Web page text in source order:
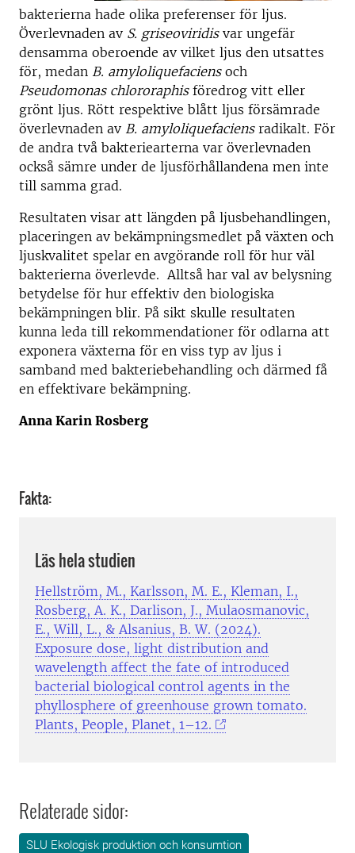
bakterierna hade olika preferenser för ljus.
Överlevnaden av S. griseoviridisvar ungefär
densamma oberoende av vilket ljus den utsattes
för, medan B. amyloliquefaciens och
Pseudomonas chlororaphisföredrog vitt eller
grönt ljus. Rött respektive blått ljus försämrade
överlevnaden av B. amyloliquefaciensradikalt. För
de andra två bakteriearterna var överlevnaden
också sämre under de ljusförhållandena men inte
till samma grad.
Resultaten visar att längden på ljusbehandlingen,
placeringen av bekämpningsmedlet på växten och
ljuskvalitet spelar en avgörande roll för hur väl
bakterierna överlevde. Alltså har val av belysning
betydelse för hur effektiv den biologiska
bekämpningen blir. På sikt skulle resultaten
kunna leda till rekommendationer för odlarna att
exponera växterna för en viss typ av ljus i
samband med bakteriebehandling och därmed få
en effektivare bekämpning.
Anna Karin Rosberg
Fakta:
Läs hela studien
Hellström, M., Karlsson, M. E., Kleman, I.,
Rosberg, A. K., Darlison, J., Mulaosmanovic,
E., Will, L., & Alsanius, B. W. (2024).
Exposure dose, light distribution and
wavelength affect the fate of introduced
bacterial biological control agents in the
phyllosphere of greenhouse grown tomato.
Plants, People, Planet, 1–12.
Relaterade sidor:
SLU Ekologisk produktion och konsumtion